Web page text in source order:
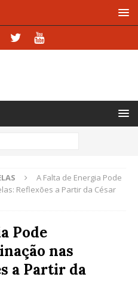
A Falta de Energia Pode
Reflexões a Partir da César
Pode
nas
a Partir da